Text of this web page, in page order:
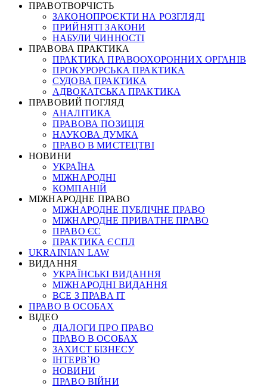
ПРАВОТВОРЧІСТЬ
ЗАКОНОПРОЄКТИ НА РОЗГЛЯДІ
ПРИЙНЯТІ ЗАКОНИ
НАБУЛИ ЧИННОСТІ
ПРАВОВА ПРАКТИКА
ПРАКТИКА ПРАВООХОРОННИХ ОРГАНІВ
ПРОКУРОРСЬКА ПРАКТИКА
СУДОВА ПРАКТИКА
АДВОКАТСЬКА ПРАКТИКА
ПРАВОВИЙ ПОГЛЯД
АНАЛІТИКА
ПРАВОВА ПОЗИЦІЯ
НАУКОВА ДУМКА
ПРАВО В МИСТЕЦТВІ
НОВИНИ
УКРАЇНА
МІЖНАРОДНІ
КОМПАНІЙ
МІЖНАРОДНЕ ПРАВО
МІЖНАРОДНЕ ПУБЛІЧНЕ ПРАВО
МІЖНАРОДНЕ ПРИВАТНЕ ПРАВО
ПРАВО ЄС
ПРАКТИКА ЄСПЛ
UKRAINIAN LAW
ВИДАННЯ
УКРАЇНСЬКІ ВИДАННЯ
МІЖНАРОДНІ ВИДАННЯ
ВСЕ З ПРАВА ІТ
ПРАВО В ОСОБАХ
ВІДЕО
ДІАЛОГИ ПРО ПРАВО
ПРАВО В ОСОБАХ
ЗАХИСТ БІЗНЕСУ
ІНТЕРВ`Ю
НОВИНИ
ПРАВО ВІЙНИ